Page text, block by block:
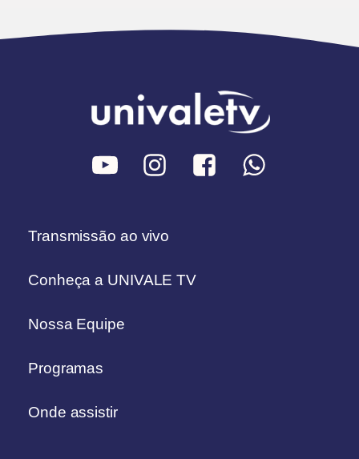
Transmissão ao vivo
Conheça a UNIVALE TV
Nossa Equipe
Programas
Onde assistir